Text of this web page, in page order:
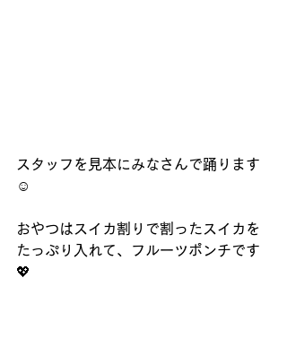
スタッフを見本にみなさんで踊ります
☺️
おやつはスイカ割りで割ったスイカを
たっぷり入れて、フルーツポンチです
💖